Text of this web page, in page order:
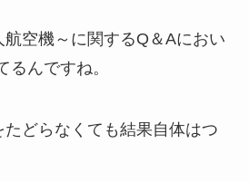
空機～に関するQ＆Aにおい
るんですね。
どらなくても結果自体はつ